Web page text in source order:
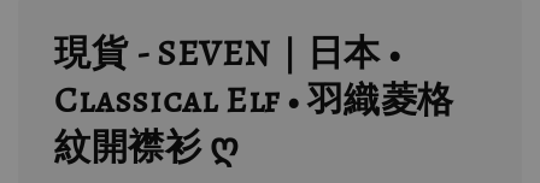
現貨 - SEVEN｜日本 •
Classical Elf • 羽織菱格
紋開襟衫 ღ